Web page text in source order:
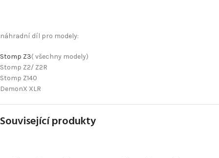
náhradní díl pro modely:
Stomp Z3( všechny modely)
Stomp Z2/ Z2R
Stomp Z140
DemonX XLR
Související produkty